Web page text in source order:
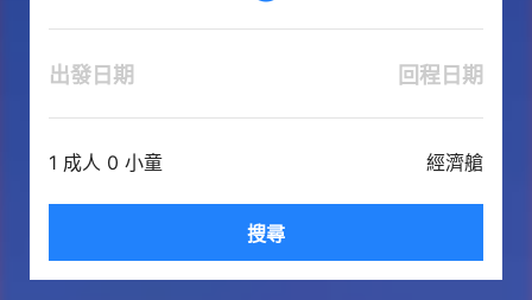
出發日期 回程日期
1 成人 0 小童 經濟艙
搜尋